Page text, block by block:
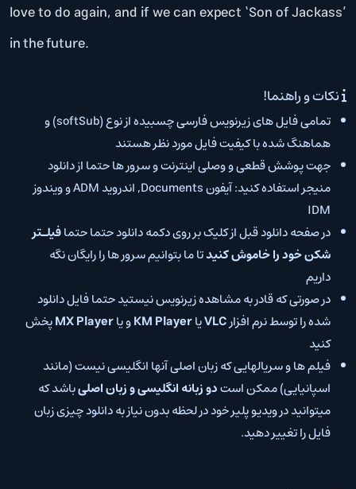
love to do again, and if we can expect ‘Son of Jackass’
in the future.
نکات و راهنما!
تمامی فایل های زیرنویس فارسی چسبیده از نوع (softSub) و
هماهنگ شده با کیفیت فایل مورد نظر هستند
جهت پوشش قطعی و وصلی اینترنت و سرور ها حتما از دانلود
منیجر استفاده کنید: آیفون Documents, اندروید ADM و ویندوز
IDM
در صفحه دانلود قبل از کلیک بر روی دکمه دانلود حتما حتمافیلـتر
شکن خود را خاموش کنیدتا ما بتوانیم سرور ها را رایگان نگه
داریم
در صورتی که قادر به مشاهده زیرنویس نیستید حتما فایل دانلود
شده را توسط نرم افزارVLCیاKM Playerو یاMX Playerپخش
کنید
فیلم ها و سریالهایی که زبان اصلی آنها انگلیسی نیست (مانند
اسپانیایی) ممکن استدو زبانه انگلیسی و زبان اصلیباشد که
میتوانید در ویدیو پلیر خود در لحظه بدون نیاز به دانلود چیزی زبان
فایل را تغییر دهید.